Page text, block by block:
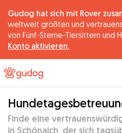
Gudog hat sich mit Rover
weltweit größten und
von Fünf-Sterne-Tiersittern und
Konto aktivieren.
Finde eine
in Schönaich, der sich